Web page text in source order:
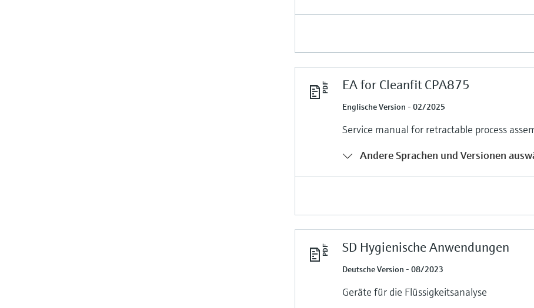
EA for Cleanfit CPA875
Englische Version - 02/2025
Service manual for retractable process
Andere Sprachen und Versionen
SD Hygienische Anwendungen
Deutsche Version - 08/2023
Geräte für die Flüssigkeitsanalyse